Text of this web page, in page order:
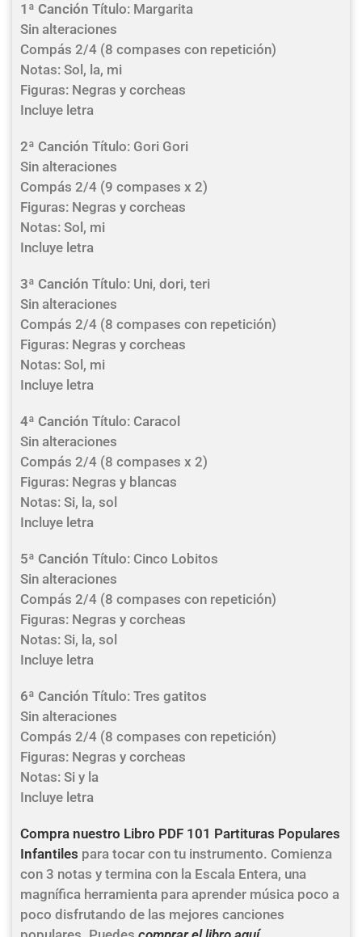
1ª Canción Título: Margarita
Sin alteraciones
Compás 2/4 (8 compases con repetición)
Notas: Sol, la, mi
Figuras: Negras y corcheas
Incluye letra
2ª Canción Título: Gori Gori
Sin alteraciones
Compás 2/4 (9 compases x 2)
Figuras: Negras y corcheas
Notas: Sol, mi
Incluye letra
3ª Canción Título: Uni, dori, teri
Sin alteraciones
Compás 2/4 (8 compases con repetición)
Figuras: Negras y corcheas
Notas: Sol, mi
Incluye letra
4ª Canción Título: Caracol
Sin alteraciones
Compás 2/4 (8 compases x 2)
Figuras: Negras y blancas
Notas: Si, la, sol
Incluye letra
5ª Canción Título: Cinco Lobitos
Sin alteraciones
Compás 2/4 (8 compases con repetición)
Figuras: Negras y corcheas
Notas: Si, la, sol
Incluye letra
6ª Canción Título: Tres gatitos
Sin alteraciones
Compás 2/4 (8 compases con repetición)
Figuras: Negras y corcheas
Notas: Si y la
Incluye letra
Compra nuestro Libro PDF 101 Partituras Populares
Infantiles para tocar con tu instrumento. Comienza
con 3 notas y termina con la Escala Entera, una
magnífica herramienta para aprender música poco a
poco disfrutando de las mejores canciones